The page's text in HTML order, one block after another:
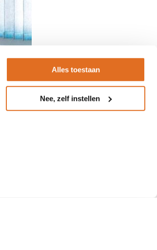
Alles toestaan
Nee, zelf instellen